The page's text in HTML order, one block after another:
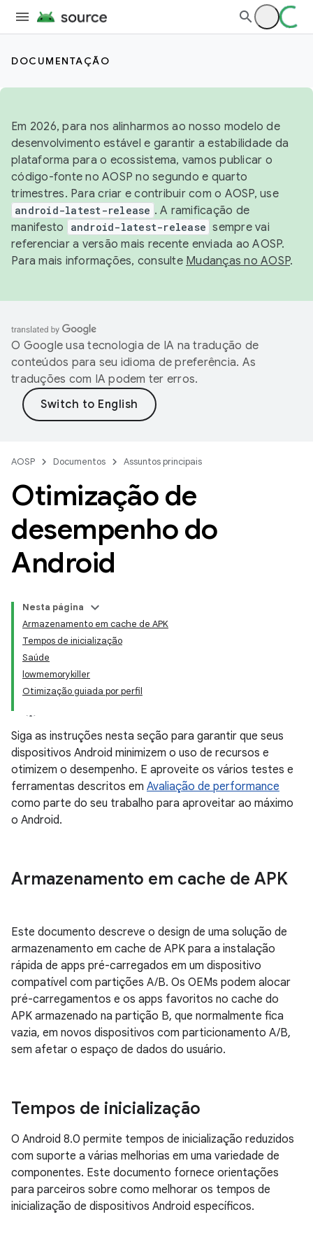
DOCUMENTAÇÃO
Em 2026, para nos alinharmos ao nosso modelo de
desenvolvimento estável e garantir a estabilidade da
plataforma para o ecossistema, vamos publicar o
código-fonte no AOSP no segundo e quarto
trimestres. Para criar e contribuir com o AOSP, use
android-latest-release . A ramificação de
manifesto
android-latest-release sempre vai
referenciar a versão mais recente enviada ao AOSP.
Para mais informações, consulte Mudanças no AOSP.
O Google usa tecnologia de IA na tradução de
conteúdos para seu idioma de preferência. As
traduções com IA podem ter erros.
AOSP Documentos Assuntos principais
Otimização de
desempenho do
Android
Nesta página
Armazenamento em cache de APK
Tempos de inicialização
Saúde
lowmemorykiller
Otimização guiada por perfil
Siga as instruções nesta seção para garantir que seus
dispositivos Android minimizem o uso de recursos e
otimizem o desempenho. E aproveite os vários testes e
ferramentas descritos em Avaliação de performance
como parte do seu trabalho para aproveitar ao máximo
o Android.
Armazenamento em cache de APK
Este documento descreve o design de uma solução de
armazenamento em cache de APK para a instalação
rápida de apps pré-carregados em um dispositivo
compatível com partições A/B. Os OEMs podem alocar
pré-carregamentos e os apps favoritos no cache do
APK armazenado na partição B, que normalmente fica
vazia, em novos dispositivos com particionamento A/B,
sem afetar o espaço de dados do usuário.
Tempos de inicialização
O Android 8.0 permite tempos de inicialização reduzidos
com suporte a várias melhorias em uma variedade de
componentes. Este documento fornece orientações
para parceiros sobre como melhorar os tempos de
inicialização de dispositivos Android específicos.